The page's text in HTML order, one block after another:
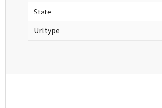
State
Url type